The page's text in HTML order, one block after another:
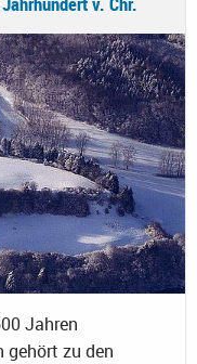
Jahren
zu den